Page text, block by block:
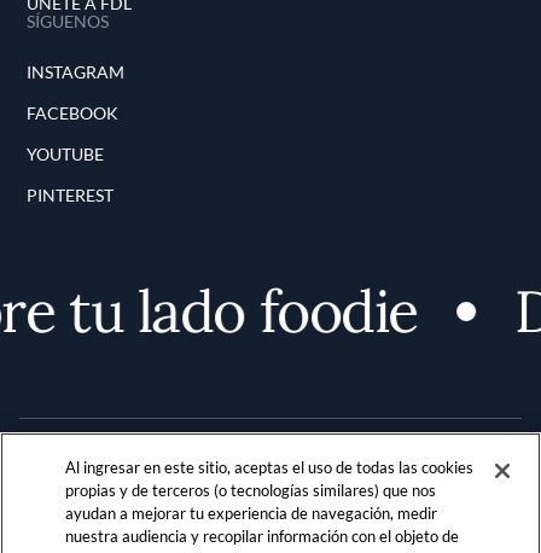
SÍGUENOS
INSTAGRAM
FACEBOOK
YOUTUBE
PINTEREST
tu lado foodie
Al ingresar en este sitio, aceptas el uso de todas las cookies
propias y de terceros (o tecnologías similares) que nos
ayudan a mejorar tu experiencia de navegación, medir
nuestra audiencia y recopilar información con el objeto de